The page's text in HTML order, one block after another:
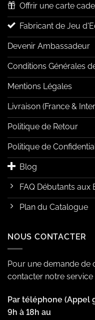
Offrir une carte
Fabricant de Jeu
Devenir Ambassadeur
Conditions Générales
Mentions Légales
Livraison (France &
Politique de Retour
Politique de
Blog
FAQ Débutants aux
Plan du Catalogue
NOUS CONTACTER
Pour une demande de
contacter notre service
Par téléphone (Appel
9h à 18h au